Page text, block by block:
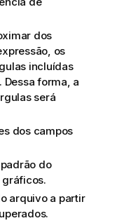
dos
os
incluídas
Dessa forma, a
será
dos campos
do
gráficos.
arquivo a partir